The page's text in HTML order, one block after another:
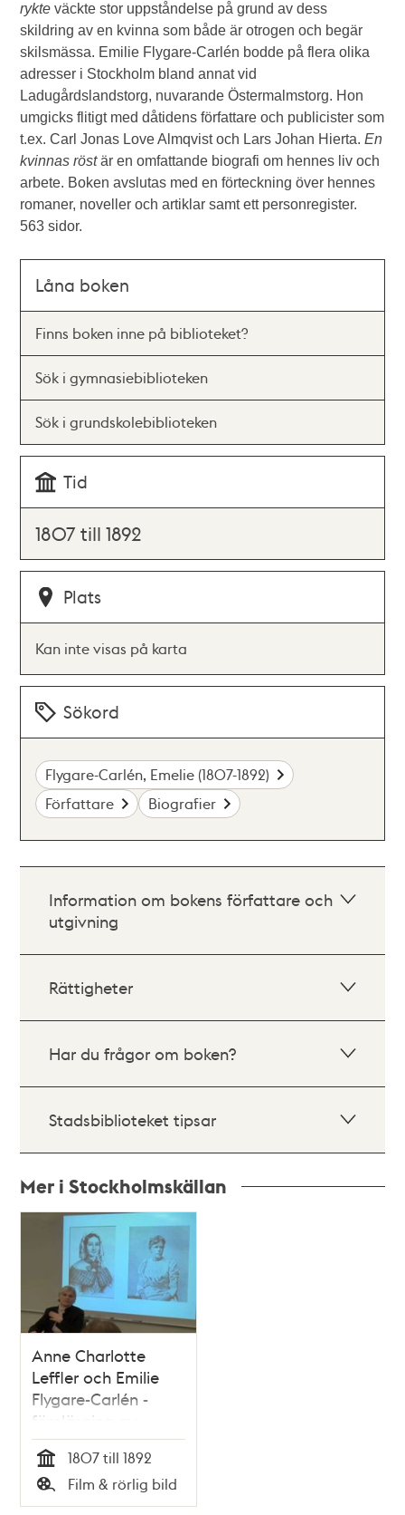
rykte väckte stor uppståndelse på grund av dess
skildring av en kvinna som både är otrogen och begär
skilsmässa. Emilie Flygare-Carlén bodde på flera olika
adresser i Stockholm bland annat vid
Ladugårdslandstorg, nuvarande Östermalmstorg. Hon
umgicks flitigt med dåtidens författare och publicister som
t.ex. Carl Jonas Love Almqvist och Lars Johan Hierta.En
kvinnas röstär en omfattande biografi om hennes liv och
arbete. Boken avslutas med en förteckning över hennes
romaner, noveller och artiklar samt ett personregister.
563 sidor.
Låna boken
Finns boken inne på biblioteket?
Sök i gymnasiebiblioteken
Sök i grundskolebiblioteken
Tid
1807 till 1892
Plats
Kan inte visas på karta
Sökord
Flygare-Carlén, Emelie (1807-1892)
Författare
Biografier
Information om bokens författare och
utgivning
Rättigheter
Har du frågor om boken?
Stadsbiblioteket tipsar
Mer i Stockholmskällan
Relaterade
Anne Charlotte
Leffler och Emilie
Flygare-Carlén -
föreläsning av
Monica Lauritzen
Tid
1807 till 1892
Typ
Film & rörlig bild